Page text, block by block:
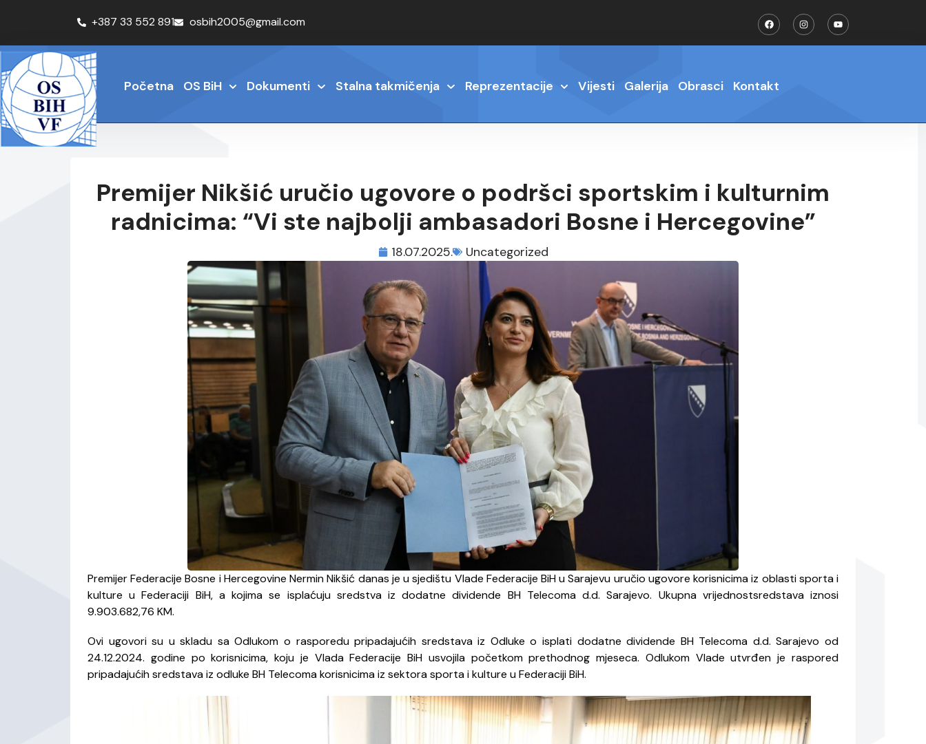
+387 33 552 891 osbih2005@gmail.com
Početna OS BiH Dokumenti Stalna takmičenja Reprezentacije Vijesti Galerija Obrasci Kontakt
Premijer Nikšić uručio ugovore o podršci sportskim i kulturnim
radnicima: “Vi ste najbolji ambasadori Bosne i Hercegovine”
18.07.2025. Uncategorized
Premijer Federacije Bosne i Hercegovine Nermin Nikšić danas je u sjedištu Vlade Federacije BiH u Sarajevu uručio ugovore korisnicima iz oblasti sporta i
kulture u Federaciji BiH, a kojima se isplaćuju sredstva iz dodatne dividende BH Telecoma d.d. Sarajevo. Ukupna vrijednostsredstava iznosi
9.903.682,76 KM.
Ovi ugovori su u skladu sa Odlukom o rasporedu pripadajućih sredstava iz Odluke o isplati dodatne dividende BH Telecoma d.d. Sarajevo od
24.12.2024. godine po korisnicima, koju je Vlada Federacije BiH usvojila početkom prethodnog mjeseca. Odlukom Vlade utvrđen je raspored
pripadajućih sredstava iz odluke BH Telecoma korisnicima iz sektora sporta i kulture u Federaciji BiH.